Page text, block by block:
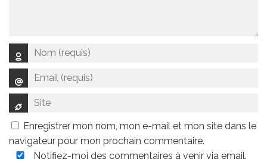
Enregistrer mon nom, mon e-mail et mon site dans le
navigateur pour mon prochain commentaire.
Notifiez-moi des commentaires à venir via email.